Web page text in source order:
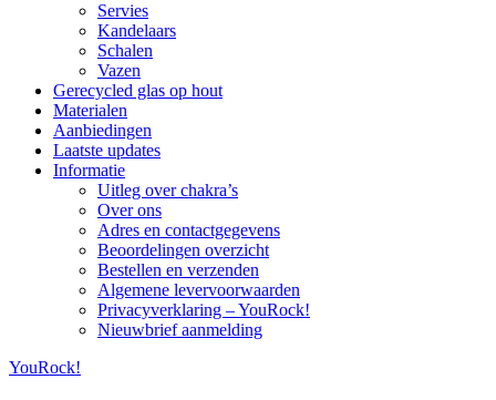
Servies
Kandelaars
Schalen
Vazen
Gerecycled glas op hout
Materialen
Aanbiedingen
Laatste updates
Informatie
Uitleg over chakra’s
Over ons
Adres en contactgegevens
Beoordelingen overzicht
Bestellen en verzenden
Algemene levervoorwaarden
Privacyverklaring – YouRock!
Nieuwbrief aanmelding
YouRock!